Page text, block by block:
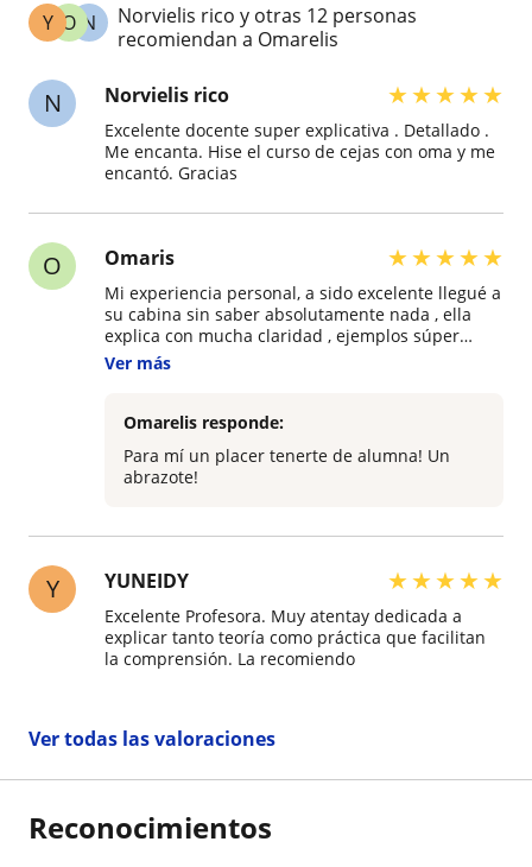
N
O
Y
Norvielis rico y otras 12 personas
recomiendan a Omarelis
N Norvielis rico ★★★★★
Excelente docente super explicativa . Detallado .
Me encanta. Hise el curso de cejas con oma y me
encantó. Gracias
O Omaris ★★★★★
Mi experiencia personal, a sido excelente llegué a
su cabina sin saber absolutamente nada , ella
explica con mucha claridad , ejemplos súper
claros son muy prácticas sus clases , eh
verdad me siento muy bien gracias por tanta
Oma !!
Ver más
Omarelis responde:
Para mí un placer tenerte de alumna! Un
abrazote!
Y YUNEIDY ★★★★★
Excelente Profesora. Muy atentay dedicada a
explicar tanto teoría como práctica que facilitan
la comprensión. La recomiendo
Ver todas las valoraciones
Reconocimientos